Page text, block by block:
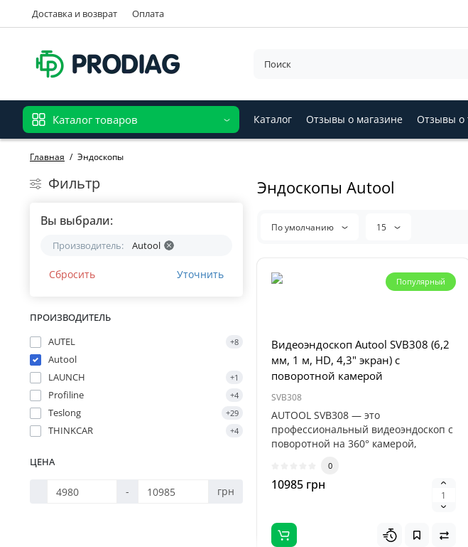
Доставка и возврат Оплата
Каталог товаров Каталог Отзывы о магазине Отзывы о
Главная Эндоскопы
Фильтр
Вы выбрали:
Производитель: Autool
Сбросить Уточнить
ПРОИЗВОДИТЕЛЬ
AUTEL
+8
Autool
LAUNCH
+1
Profiline +4
Teslong +29
THINKCAR +4
ЦЕНА
- грн
Эндоскопы Autool
По умолчанию 15
Популярный
Видеоэндоскоп Autool SVB308 (6,2
мм, 1 м, HD, 4,3" экран) с
поворотной камерой
SVB308
AUTOOL SVB308 — это
профессиональный видеоэндоскоп с
поворотной на 360° камерой,
0
10985 грн